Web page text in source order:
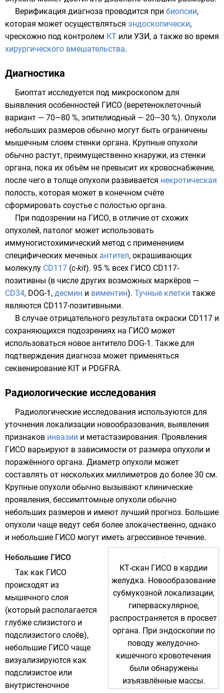
Верификация диагноза проводится при биопсии,
которая может осуществляться эндоскопически,
чрескожно под контролем КТ или УЗИ, а также во время
хирургического вмешательства.
Диагностика
Биоптат исследуется под микроскопом для
выявления особенностей ГИСО (веретеноклеточный
вариант — 70—80 %, эпителиодный — 20—30 %). Опухоли
небольших размеров обычно могут быть ограничены
мышечным слоем стенки органа. Крупные опухоли
обычно растут, преимущественно кнаружи, из стенки
органа, пока их объём не превысит их кровоснабжение,
после чего в толще опухоли развивается некротическая
полость, которая может в конечном счёте
сформировать соустье с полостью органа.
При подозрении на ГИСО, в отличие от схожих
опухолей, патолог может использовать
иммуногистохимический метод с применением
специфических меченых антител, окрашивающих
молекулу CD117 (c-kit). 95 % всех ГИСО CD117-
позитивны (в числе других возможных маркёров —
CD34, DOG-1, десмин и виментин). Тучные клетки также
являются CD117-позитивными.
В случае отрицательного результата окраски CD117 и
сохраняющихся подозрениях на ГИСО может
использоваться новое антитело DOG-1. Также для
подтверждения диагноза может применяться
секвенирование KIT и PDGFRA.
Радиологические исследования
Радиологические исследования используются для
уточнения локализации новообразования, выявления
признаков инвазии и метастазирования. Проявления
ГИСО варьируют в зависимости от размера опухоли и
поражённого органа. Диаметр опухоли может
составлять от нескольких миллиметров до более 30 см.
Крупные опухоли обычно вызывают клинические
проявления, бессимптомные опухоли обычно
небольших размеров и имеют лучший прогноз. Большие
опухоли чаще ведут себя более злокачественно, однако
и небольшие ГИСО могут иметь агрессивное течение.
КТ-скан ГИСО в кардии
желудка. Новообразование
субмукозной локализации,
гиперваскулярное,
распространяется в просвет
органа. При эндоскопии по
поводу желудочно-
кишечного кровотечения
были обнаружены
изъязвлённые массы.
Небольшие ГИСО
Так как ГИСО
происходят из
мышечного слоя
(который располагается
глубже слизистого и
подслизистого слоёв),
небольшие ГИСО чаще
визуализируются как
подслизистое или
внутристеночное